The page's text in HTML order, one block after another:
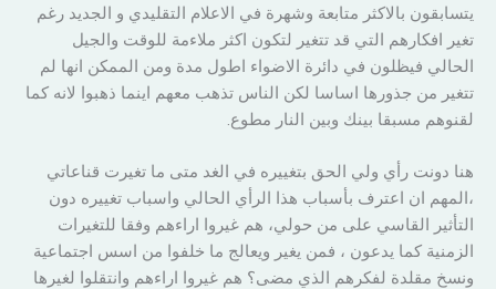
يتسابقون بالاكثر متابعة وشهرة في الاعلام التقليدي و الجديد رغم
تغير افكارهم التي قد تتغير لتكون اكثر ملاءمة للوقت والجيل
الحالي فيظلون في دائرة الاضواء اطول مدة ومن الممكن انها لم
تتغير من جذورها اساسا لكن الناس تذهب معهم اينما ذهبوا لانه كما
لقنوهم مسبقا بينك وبين النار مطوع.
هنا دونت رأي ولي الحق بتغييره في الغد متى ما تغيرت قناعاتي
،المهم ان اعترف بأسباب هذا الرأي الحالي واسباب تغييره دون
التأثير القاسي على من حولي، هم غيروا اراءهم وفقا للتغيرات
الزمنية كما يدعون ، فمن يغير ويعالج ما خلفوا من اسس اجتماعية
ونسخ مقلدة لفكرهم الذي مضى؟ هم غيروا اراءهم وانتقلوا لغيرها